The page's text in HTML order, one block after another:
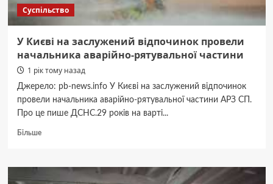
Суспільство
У Києві на заслужений відпочинок провели
начальника аварійно-рятувальної частини
1 рік тому назад
Джерело: pb-news.info У Києві на заслужений відпочинок
провели начальника аварійно-рятувальної частини АРЗ СП.
Про це пише ДСНС.29 років на варті...
БільшеДокладніше
Києві